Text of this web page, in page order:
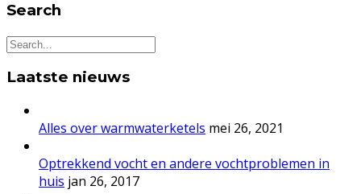
Search
Laatste nieuws
Alles over warmwaterketels mei 26, 2021
Optrekkend vocht en andere vochtproblemen in
huis jan 26, 2017